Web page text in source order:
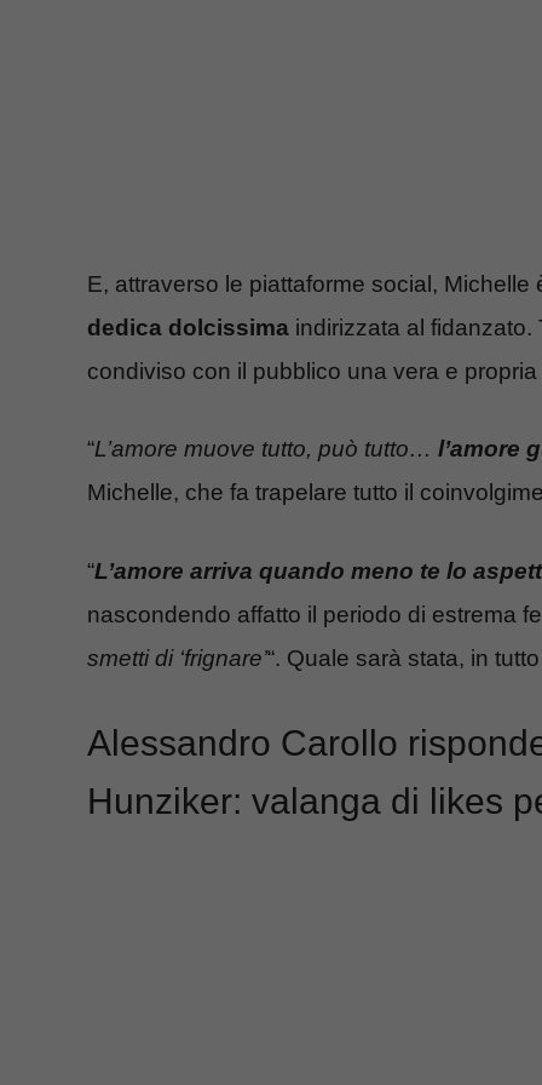
E, attraverso le piattaforme social,
dedica dolcissima indirizzata al fidanzato.
condiviso con il pubblico una vera e
“L’amore muove tutto, può tutto… l’amore
Michelle, che fa trapelare tutto il
“L’amore arriva quando meno te lo
nascondendo affatto il periodo di estrema
smetti di ‘frignare’“. Quale sarà stata, in
Alessandro Carollo
Hunziker: valanga di likes